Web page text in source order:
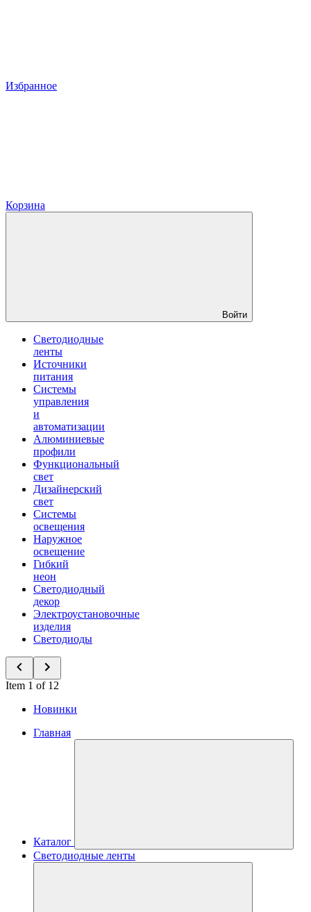
Избранное
Корзина
Войти
Светодиодные
ленты
Источники
питания
Системы
управления
и
автоматизации
Алюминиевые
профили
Функциональный
свет
Дизайнерский
свет
Системы
освещения
Наружное
освещение
Гибкий
неон
Светодиодный
декор
Электроустановочные
изделия
Светодиоды
Item 1 of 12
Новинки
Главная
Каталог
Светодиодные ленты